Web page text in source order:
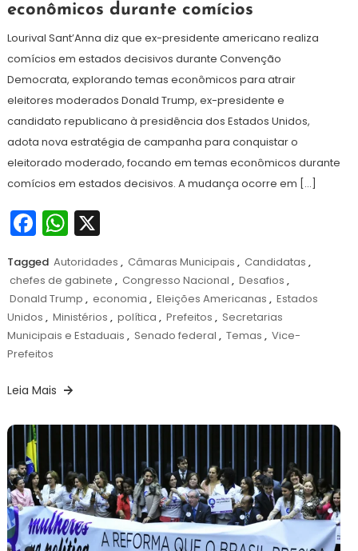
agosto
de
econômicos durante comícios
Lourival Sant’Anna diz que ex-presidente americano realiza
comícios em estados decisivos durante Convenção
Democrata, explorando temas econômicos para atrair
eleitores moderados Donald Trump, ex-presidente e
candidato republicano à presidência dos Estados Unidos,
adota nova estratégia de campanha para conquistar o
eleitorado moderado, focando em temas econômicos durante
comícios em estados decisivos. A mudança ocorre em […]
Facebook
WhatsApp
X
Tagged Autoridades , Câmaras Municipais , Candidatas ,
chefes de gabinete , Congresso Nacional , Desafios ,
Donald Trump , economia , Eleições Americanas , Estados
Unidos , Ministérios , política , Prefeitos , Secretarias
Municipais e Estaduais , Senado federal , Temas , Vice-
Prefeitos
Leia Mais